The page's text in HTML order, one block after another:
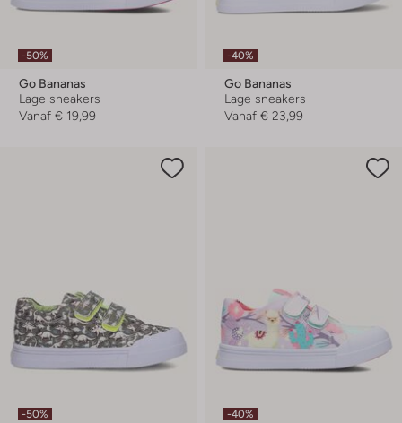
-50%
Go Bananas
Lage sneakers
Vanaf € 19,99
-40%
Go Bananas
Lage sneakers
Vanaf € 23,99
-50% -40%